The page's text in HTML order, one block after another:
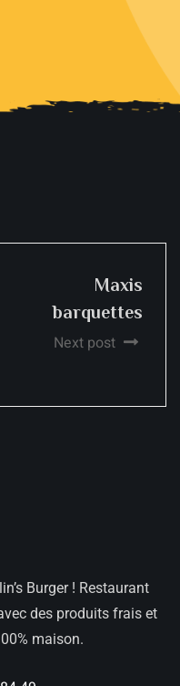
Maxis
barquettes
Next post
Burger ! Restaurant
des produits frais et
maison.